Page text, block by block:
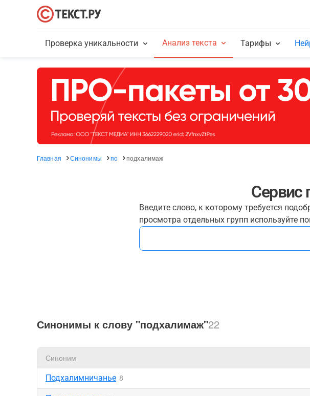
Проверка уникальности Анализ текста Тарифы
Главная Синонимы по подхалимаж
Сервис
Введите слово, к которому требуется
просмотра отдельных групп используйте
Синонимы к слову "подхалимаж"22
Синоним
Подхалимничанье 8